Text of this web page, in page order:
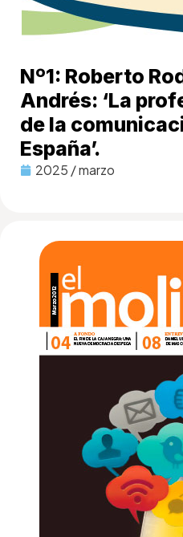
Nº1: Roberto
Andrés: ‘La
de la
España’.
2025 / marzo